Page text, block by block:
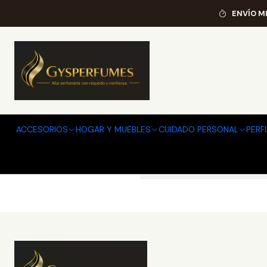
ACCESORIOS HOGAR Y MUEBLES CUIDADO PERSONAL
ENVÍO